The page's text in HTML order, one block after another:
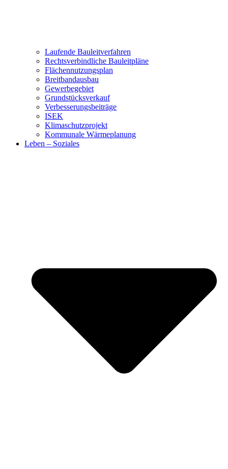
Laufende Bauleitverfahren
Rechtsverbindliche Bauleitpläne
Flächennutzungsplan
Breitbandausbau
Gewerbegebiet
Grundstücksverkauf
Verbesserungsbeiträge
ISEK
Klimaschutzprojekt
Kommunale Wärmeplanung
Leben – Soziales